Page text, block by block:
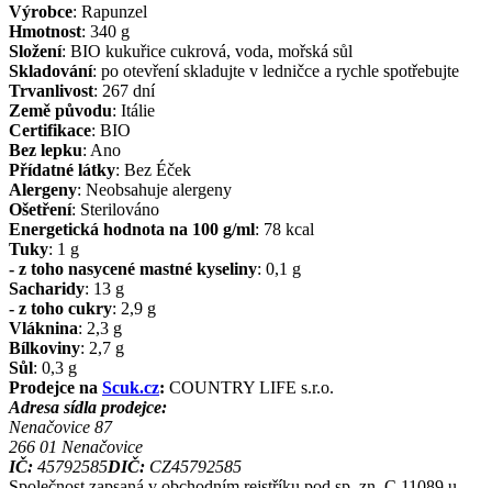
Výrobce: Rapunzel
Hmotnost: 340 g
Složení: BIO kukuřice cukrová, voda, mořská sůl
Skladování: po otevření skladujte v ledničce a rychle spotřebujte
Trvanlivost: 267 dní
Země původu: Itálie
Certifikace: BIO
Bez lepku: Ano
Přídatné látky: Bez Éček
Alergeny: Neobsahuje alergeny
Ošetření: Sterilováno
Energetická hodnota na 100 g/ml: 78 kcal
Tuky: 1 g
- z toho nasycené mastné kyseliny: 0,1 g
Sacharidy: 13 g
- z toho cukry: 2,9 g
Vláknina: 2,3 g
Bílkoviny: 2,7 g
Sůl: 0,3 g
Prodejce na Scuk.cz: COUNTRY LIFE s.r.o.
Adresa sídla prodejce:
Nenačovice 87
266 01 Nenačovice
IČ: 45792585DIČ: CZ45792585